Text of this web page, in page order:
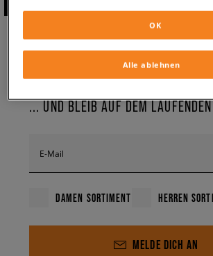
ABONNIERE
NEWSLETTER
... UND BLEIB AUF DEM
E-Mail
DAMEN SORTIMENT HERREN
MELDE DICH AN
Alle ablehnen
OK